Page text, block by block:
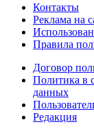
Контакты
Реклама на
Правила
Договор
Политика в
данных
Редакция